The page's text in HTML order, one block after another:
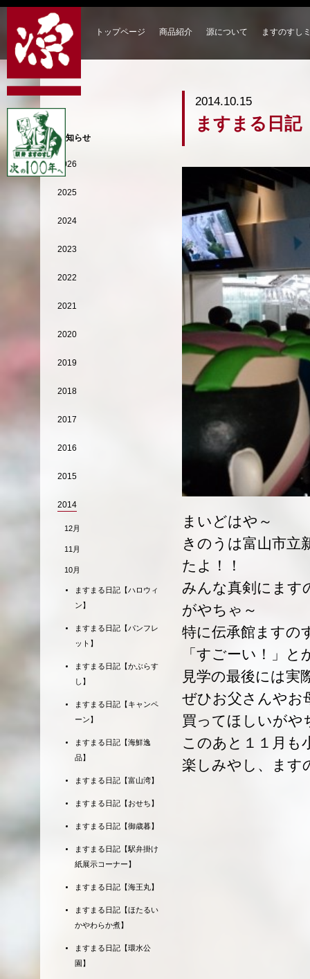
トップページ 商品紹介 源について ますのすし
2014.10.15
ますまる日記
まいどはや～
きのうは富山市立
たよ！！
みんな真剣にます
がやちゃ～
特に伝承館ますの
「すごーい！」
見学の最後には実
ぜひお父さんやお
買ってほしいがや
このあと１１月も
楽しみやし、ます
お知らせ
2026
2025
2024
2023
2022
2021
2020
2019
2018
2017
2016
2015
2014
12月
11月
10月
ますまる日記【ハロウィ
ン】
ますまる日記【パンフレ
ット】
ますまる日記【かぶらす
し】
ますまる日記【キャンペ
ーン】
ますまる日記【海鮮逸
品】
ますまる日記【富山湾】
ますまる日記【おせち】
ますまる日記【御歳暮】
ますまる日記【駅弁掛け
紙展示コーナー】
ますまる日記【海王丸】
ますまる日記【ほたるい
かやわらか煮】
ますまる日記【環水公
園】